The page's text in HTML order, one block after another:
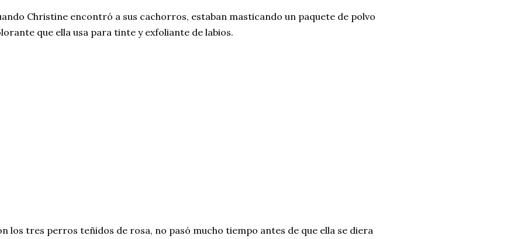
Christine encontró a sus cachorros, estaban masticando un paquete de polvo
que ella usa para tinte y exfoliante de labios.
los tres perros teñidos de rosa, no pasó mucho tiempo antes de que ella se diera